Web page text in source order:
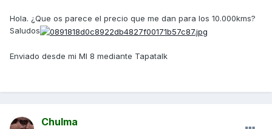
Hola. ¿Que os parece el precio que me dan para los 10.000kms?
Saludos
Enviado desde mi MI 8 mediante Tapatalk
Chulma